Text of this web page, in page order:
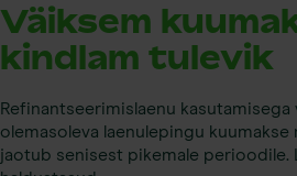
Väiksem
kindlam tulevik
Refinantseerimislaenu kasutamisega
olemasoleva laenulepingu
jaotub senisest pikemale perioodile.